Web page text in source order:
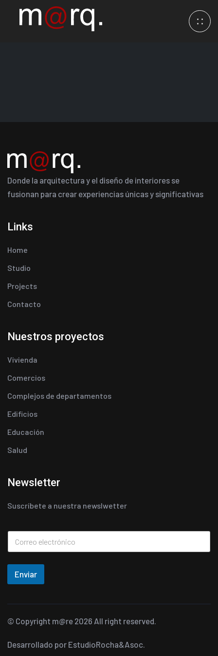
Donde la arquitectura y el diseño de interiores se
fusionan para crear experiencias únicas y significativas
Links
Home
Studio
Projects
Contacto
Nuestros proyectos
Vivienda
Comercios
Complejos de departamentos
Edificios
Educación
Salud
Newsletter
Suscríbete a nuestra newslwetter
Enviar
© Copyright m@re 2026 All right reserved.
Desarrollado por EstudioRocha&Asoc.